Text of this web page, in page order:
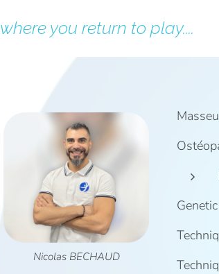
where you return to play....
Nicolas BECHAUD